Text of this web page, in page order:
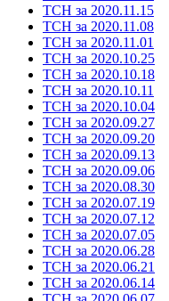
ТСН за 2020.11.15
ТСН за 2020.11.08
ТСН за 2020.11.01
ТСН за 2020.10.25
ТСН за 2020.10.18
ТСН за 2020.10.11
ТСН за 2020.10.04
ТСН за 2020.09.27
ТСН за 2020.09.20
ТСН за 2020.09.13
ТСН за 2020.09.06
ТСН за 2020.08.30
ТСН за 2020.07.19
ТСН за 2020.07.12
ТСН за 2020.07.05
ТСН за 2020.06.28
ТСН за 2020.06.21
ТСН за 2020.06.14